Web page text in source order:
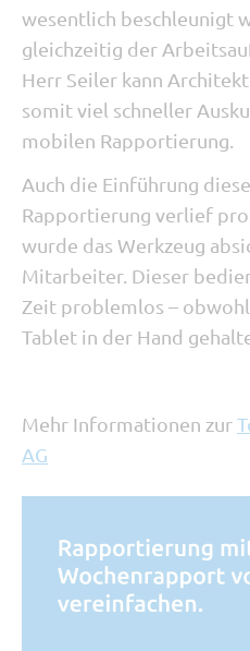
wesentlich beschleunigt
gleichzeitig der
Herr Seiler kann
somit viel schneller
mobilen Rapportierung.
Auch die Einführung
Rapportierung verlief
wurde das Werkzeug
Mitarbeiter. Dieser
Zeit problemlos –
Tablet in der Hand
Mehr Informationen zur
AG